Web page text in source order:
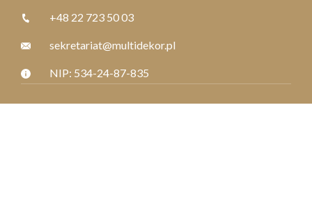
+48 22 723 50 03
sekretariat@multidekor.pl
NIP: 534-24-87-835